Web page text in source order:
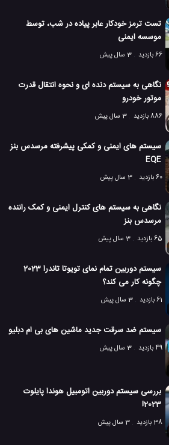
تست ترمز خودکار عابر پیاده در شب، توسط
موسسه ایمنی
66 بازدید
3 سال پیش
نگاهی به سیستم دنده ای و نحوه انتقال قدرت
موتور خودرو
886 بازدید
3 سال پیش
سیستم های ایمنی و کمکی پیشرفته مرسدس بنز
EQE
60 بازدید
3 سال پیش
نگاهی به سیستم های کنترل ایمنی و کمک راننده
مرسدس بنز
65 بازدید
3 سال پیش
سیستم دوربین تمام نمای تویوتا تاندرا 2023
چگونه کار می کند؟
61 بازدید
3 سال پیش
سیستم ضد سرقت جدید ماشین های بی ام دبلیو
49 بازدید 3 سال پیش
بررسی سیستم دوربین اتومبیل هوندا پایلوت
2023!
38 بازدید
3 سال پیش